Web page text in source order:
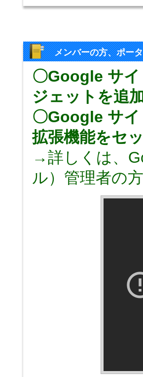
メンバーの方、ポー
〇Google サ
ジェットを追
〇Google サ
拡張機能をセ
→詳しくは、
ル）管理者の